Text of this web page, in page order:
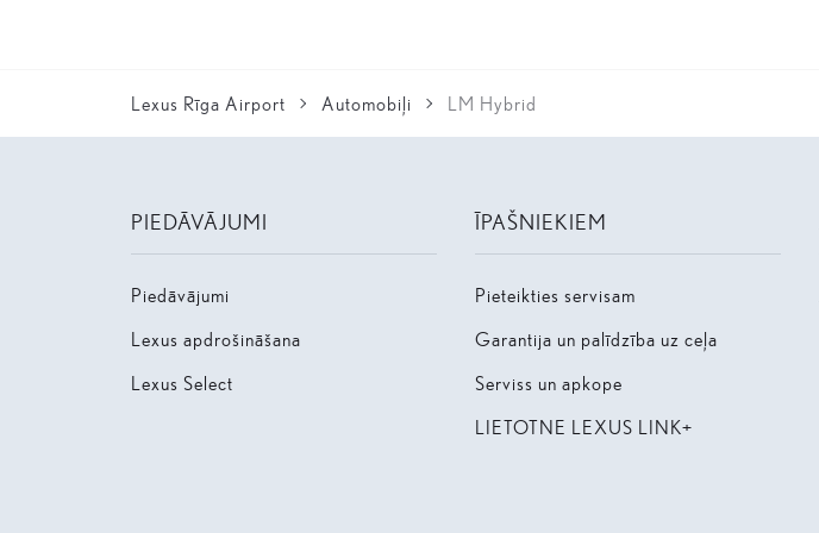
Lexus Rīga Airport Automobiļi LM Hybrid
PIEDĀVĀJUMI
Piedāvājumi
Lexus apdrošināšana
Lexus Select
ĪPAŠNIEKIEM
Pieteikties servisam
Garantija un palīdzība uz ceļa
Serviss un apkope
LIETOTNE LEXUS LINK+